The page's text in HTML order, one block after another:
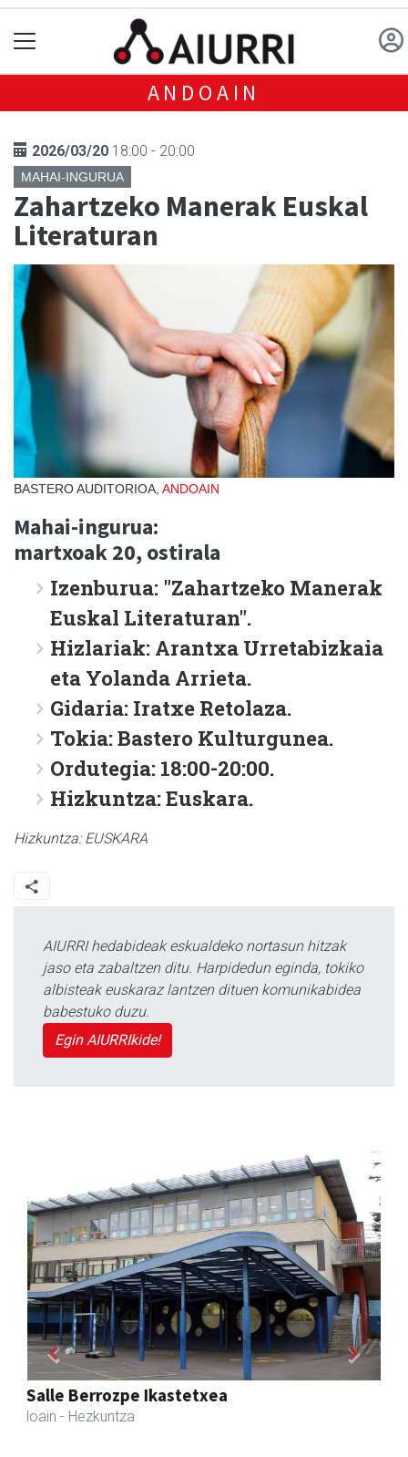
ANDOAIN
2026/03/20 18:00 - 20:00
MAHAI-INGURUA
Zahartzeko Manerak Euskal
Literaturan
BASTERO AUDITORIOA, ANDOAIN
Mahai-ingurua:
martxoak 20, ostirala
Izenburua: "Zahartzeko Manerak
Euskal Literaturan".
Hizlariak: Arantxa Urretabizkaia
eta Yolanda Arrieta.
Gidaria: Iratxe Retolaza.
Tokia: Bastero Kulturgunea.
Ordutegia: 18:00-20:00.
Hizkuntza: Euskara.
Hizkuntza:EUSKARA
AIURRI hedabideak eskualdeko nortasun hitzak
jaso eta zabaltzen ditu. Harpidedun eginda, tokiko
albisteak euskaraz lantzen dituen komunikabidea
babestuko duzu.
Egin AIURRIkide!
Karrika auto konponketa
Andoain - Auto konponketak
Previous Next